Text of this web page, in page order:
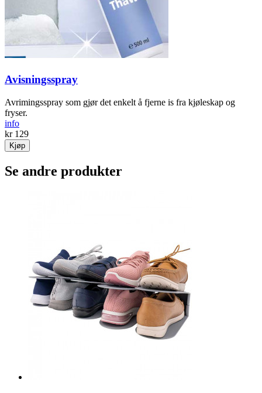
Avisningsspray
Avrimingsspray som gjør det enkelt å fjerne is fra kjøleskap og
fryser.
info
kr 129
Kjøp
Se andre produkter